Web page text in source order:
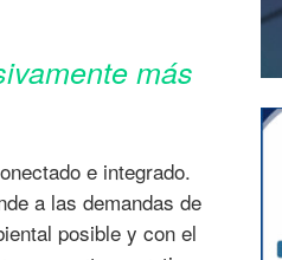
más
e integrado.
a las demandas de
posible y con el